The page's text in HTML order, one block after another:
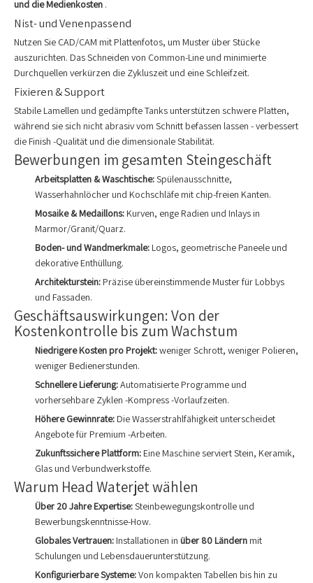
und die Medienkosten .
Nist- und Venenpassend
Nutzen Sie CAD/CAM mit Plattenfotos, um Muster über Stücke
auszurichten. Das Schneiden von Common-Line und minimierte
Durchquellen verkürzen die Zykluszeit und eine Schleifzeit.
Fixieren & Support
Stabile Lamellen und gedämpfte Tanks unterstützen schwere Platten,
während sie sich nicht abrasiv vom Schnitt befassen lassen - verbessert
die Finish -Qualität und die dimensionale Stabilität.
Bewerbungen im gesamten Steingeschäft
Arbeitsplatten & Waschtische:Spülenausschnitte,
Wasserhahnlöcher und Kochschläfe mit chip-freien Kanten.
Mosaike & Medaillons: Kurven, enge Radien und Inlays in
Marmor/Granit/Quarz.
Boden- und Wandmerkmale: Logos, geometrische Paneele und
dekorative Enthüllung.
Architekturstein: Präzise übereinstimmende Muster für Lobbys
und Fassaden.
Geschäftsauswirkungen: Von der
Kostenkontrolle bis zum Wachstum
Niedrigere Kosten pro Projekt:weniger Schrott, weniger Polieren,
weniger Bedienerstunden.
Schnellere Lieferung:Automatisierte Programme und
vorhersehbare Zyklen -Kompress -Vorlaufzeiten.
Höhere Gewinnrate: Die Wasserstrahlfähigkeit unterscheidet
Angebote für Premium -Arbeiten.
Zukunftssichere Plattform: Eine Maschine serviert Stein, Keramik,
Glas und Verbundwerkstoffe.
Warum Head Waterjet wählen
Über 20 Jahre Expertise:Steinbewegungskontrolle und
Bewerbungskenntnisse-How.
Globales Vertrauen: Installationen in über 80 Ländern mit
Schulungen und Lebensdauerunterstützung.
Konfigurierbare Systeme:Von kompakten Tabellen bis hin zu